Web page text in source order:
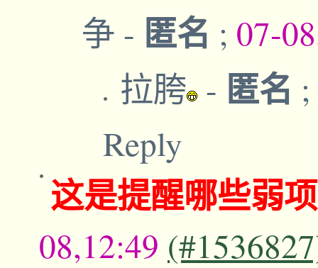
争 - 匿名 ; 07-
拉胯 - 匿名 ;
Reply
这是提醒哪些弱
08,12:49